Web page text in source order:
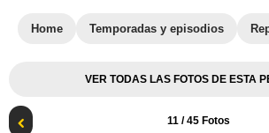
Home Temporadas y episodios
VER TODAS LAS FOTOS DE ESTA
11/ 45 Fotos